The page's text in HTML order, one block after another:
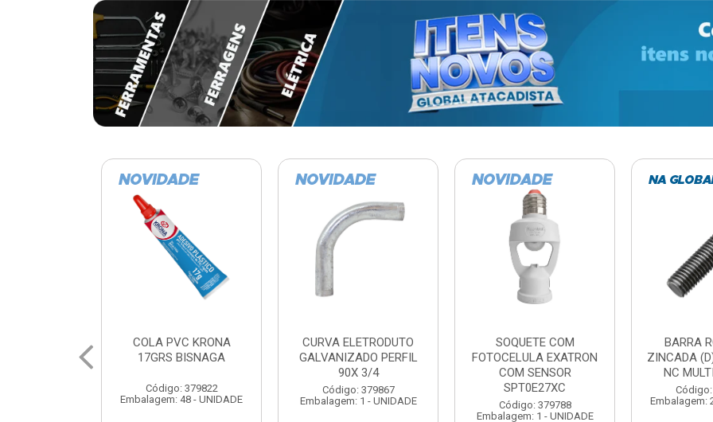
CURVA ELETRODUTO
GALVANIZADO PERFIL
Código: 379867
Embalagem: 1 - UNIDADE
SOQUETE COM
FOTOCELULA EXATRON
COM SENSOR
SPT0E27XC
Código: 379788
BARRA ROSCADA
ZINCADA (D) 5/16”X1MT
NC MULTIBARRAS
Código: 379806
Embalagem: 20 - UNIDADE
JOMARCA
Embalagem: